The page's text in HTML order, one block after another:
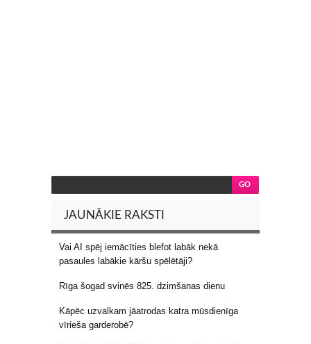
JAUNĀKIE RAKSTI
Vai AI spēj iemācīties blefot labāk nekā
pasaules labākie kāršu spēlētāji?
Rīga šogad svinēs 825. dzimšanas dienu
Kāpēc uzvalkam jāatrodas katra mūsdienīga
vīrieša garderobē?